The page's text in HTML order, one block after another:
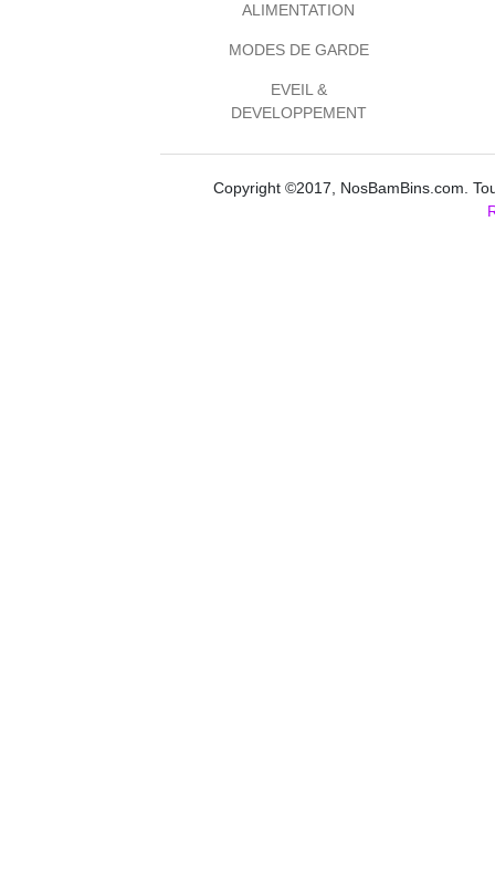
ALIMENTATION
MODES DE GARDE
EVEIL &
DEVELOPPEMENT
Copyright ©2017, NosBamBins.com.